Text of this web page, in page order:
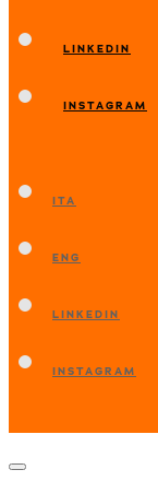
LINKEDIN
INSTAGRAM
ITA
ENG
LINKEDIN
INSTAGRAM